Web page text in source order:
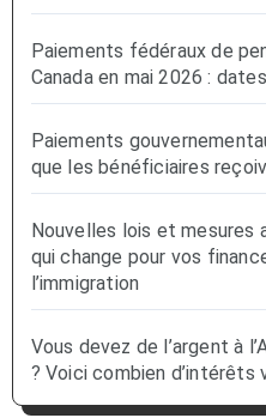
Paiements fédéraux de
Canada en mai 2026 :
Paiements
que les bénéficiaires
Nouvelles lois et mesures
qui change pour vos
l’immigration
Vous devez de l’argent à
? Voici combien d’intérêts